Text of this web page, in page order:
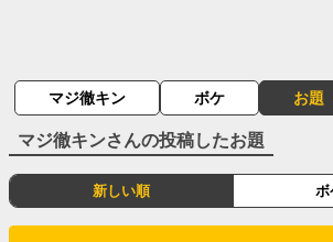
マジ徹キン ボケ お題
マジ徹キンさんの投稿したお題
新しい順 ボ